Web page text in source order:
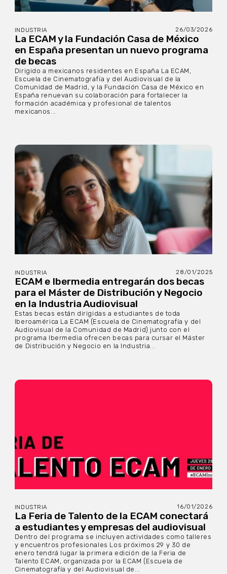
INDUSTRIA 26/03/2026
La ECAM y la Fundación Casa de México
en España presentan un nuevo programa
de becas
Dirigido a mexicanos residentes en España La ECAM,
Escuela de Cinematografía y del Audiovisual de la
Comunidad de Madrid, y la Fundación Casa de México en
España renuevan su colaboración para fortalecer la
formación académica y profesional de talentos
mexicanos...
INDUSTRIA 28/01/2025
ECAM e Ibermedia entregarán dos becas
para el Máster de Distribución y Negocio
en la Industria Audiovisual
Estas becas están dirigidas a estudiantes de toda
Iberoamérica La ECAM (Escuela de Cinematografía y del
Audiovisual de la Comunidad de Madrid) junto con el
programa Ibermedia ofrecen becas para cursar el Máster
de Distribución y Negocio en la Industria...
INDUSTRIA 16/01/2026
La Feria de Talento de la ECAM conectará
a estudiantes y empresas del audiovisual
Dentro del programa se incluyen actividades como talleres
y encuentros profesionales Los próximos 29 y 30 de
enero tendrá lugar la primera edición de la Feria de
Talento ECAM, organizada por la ECAM (Escuela de
Cinematografía y del Audiovisual de...